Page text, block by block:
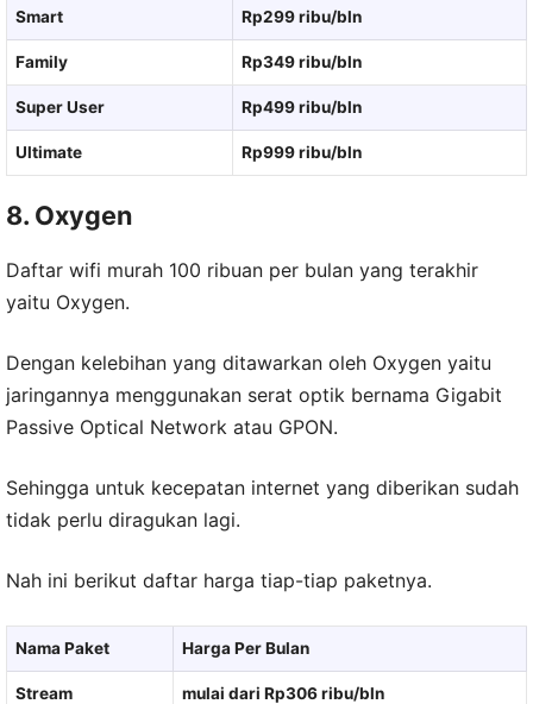
Smart Rp299 ribu/bln
Family Rp349 ribu/bln
Super User Rp499 ribu/bln
Ultimate Rp999 ribu/bln
8. Oxygen
Daftar wifi murah 100 ribuan per bulan yang terakhir
yaitu Oxygen.
Dengan kelebihan yang ditawarkan oleh Oxygen yaitu
jaringannya menggunakan serat optik bernama Gigabit
Passive Optical Network atau GPON.
Sehingga untuk kecepatan internet yang diberikan sudah
tidak perlu diragukan lagi.
Nah ini berikut daftar harga tiap-tiap paketnya.
Nama Paket Harga Per Bulan
Stream mulai dari Rp306 ribu/bln